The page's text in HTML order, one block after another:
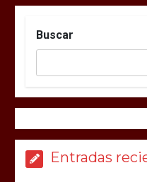
Buscar
Entradas